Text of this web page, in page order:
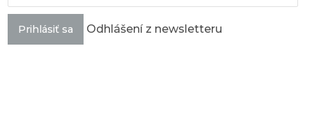
Prihlásiť sa Odhlášení z newsletteru